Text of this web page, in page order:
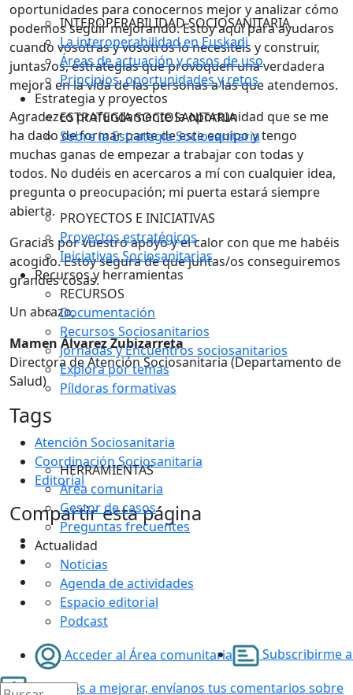
INTEROPERABILIDAD SOCIOSANITARIA
La interoperabilidad en Euskadi
Áreas de actuación y casos de uso
Principios, oportunidades y retos
Estrategia y proyectos
ESTRATEGIA SOCIOSANITARIA
Sobre la Estrategia Sociosanitaria
PROYECTOS E INICIATIVAS
Proyectos estratégicos
Iniciativas Sociosanitarias
Recursos y herramientas
RECURSOS
Documentación
Recursos Sociosanitarios
Jornadas y Encuentros sociosanitarios
Explora por temas
Píldoras formativas
HERRAMIENTAS
Área comunitaria
Gestor de casos
Preguntas frecuentes
Actualidad
Noticias
Agenda de actividades
Espacio editorial
Podcast
Acceder al Área comunitaria
Subscribirme
oportunidades para conocernos mejor y analizar cómo
podemos seguir mejorando. Estoy aquí para ayudaros
cuando vosotras y vosotros lo necesitéis y construir,
juntas/os, estrategias que provoquen una verdadera
mejora en la vida de las personas a las que atendemos.
Agradezco profundamente la oportunidad que se me
ha dado de formar parte de este equipo y tengo
muchas ganas de empezar a trabajar con todas y
todos. No dudéis en acercaros a mí con cualquier idea,
pregunta o preocupación; mi puerta estará siempre
abierta.
Gracias por vuestro apoyo y el calor con que me habéis
acogido. Estoy segura de que juntas/os conseguiremos
grandes cosas.
Un abrazo,
Mamen Álvarez Zubizarreta
Directora de Atención Sociosanitaria (Departamento de
Salud)
Tags
Atención Sociosanitaria
Coordinación Sociosanitaria
Editorial
Compartir esta página
Ayúdanos a mejorar, envíanos tus comentarios sobre